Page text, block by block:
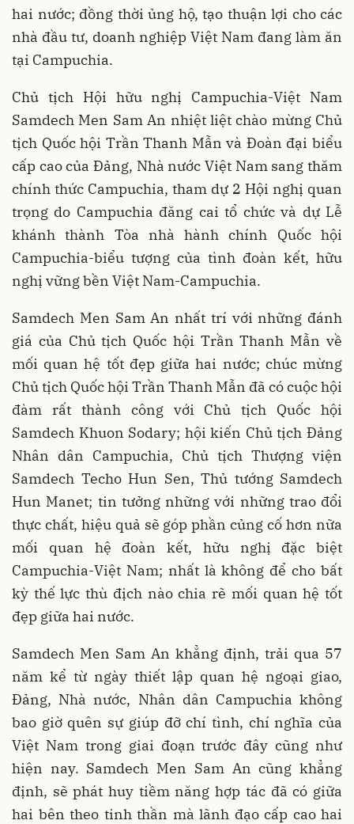
hai nước; đồng thời ủng hộ, tạo thuận lợi cho các
nhà đầu tư, doanh nghiệp Việt Nam đang làm ăn
tại Campuchia.
Chủ tịch Hội hữu nghị Campuchia-Việt Nam
Samdech Men Sam An nhiệt liệt chào mừng Chủ
tịch Quốc hội Trần Thanh Mẫn và Đoàn đại biểu
cấp cao của Đảng, Nhà nước Việt Nam sang thăm
chính thức Campuchia, tham dự 2 Hội nghị quan
trọng do Campuchia đăng cai tổ chức và dự Lễ
khánh thành Tòa nhà hành chính Quốc hội
Campuchia-biểu tượng của tình đoàn kết, hữu
nghị vững bền Việt Nam-Campuchia.
Samdech Men Sam An nhất trí với những đánh
giá của Chủ tịch Quốc hội Trần Thanh Mẫn về
mối quan hệ tốt đẹp giữa hai nước; chúc mừng
Chủ tịch Quốc hội Trần Thanh Mẫn đã có cuộc hội
đàm rất thành công với Chủ tịch Quốc hội
Samdech Khuon Sodary; hội kiến Chủ tịch Đảng
Nhân dân Campuchia, Chủ tịch Thượng viện
Samdech Techo Hun Sen, Thủ tướng Samdech
Hun Manet; tin tưởng những với những trao đổi
thực chất, hiệu quả sẽ góp phần củng cố hơn nữa
mối quan hệ đoàn kết, hữu nghị đặc biệt
Campuchia-Việt Nam; nhất là không để cho bất
kỳ thế lực thù địch nào chia rẽ mối quan hệ tốt
đẹp giữa hai nước.
Samdech Men Sam An khẳng định, trải qua 57
năm kể từ ngày thiết lập quan hệ ngoại giao,
Đảng, Nhà nước, Nhân dân Campuchia không
bao giờ quên sự giúp đỡ chí tình, chí nghĩa của
Việt Nam trong giai đoạn trước đây cũng như
hiện nay. Samdech Men Sam An cũng khẳng
định, sẽ phát huy tiềm năng hợp tác đã có giữa
hai bên theo tinh thần mà lãnh đạo cấp cao hai